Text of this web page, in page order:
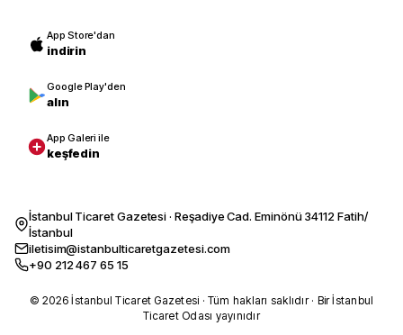
App Store'dan
indirin
Google Play'den
alın
App Galeri ile
keşfedin
İstanbul Ticaret Gazetesi · Reşadiye Cad. Eminönü 34112 Fatih/
İstanbul
iletisim@istanbulticaretgazetesi.com
+90 212 467 65 15
© 2026 İstanbul Ticaret Gazetesi · Tüm hakları saklıdır · Bir İstanbul
Ticaret Odası yayınıdır